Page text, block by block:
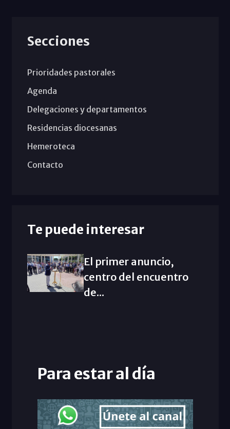
Secciones
Prioridades pastorales
Agenda
Delegaciones y departamentos
Residencias diocesanas
Hemeroteca
Contacto
Te puede interesar
El primer anuncio,
centro del encuentro
de...
Para estar al día